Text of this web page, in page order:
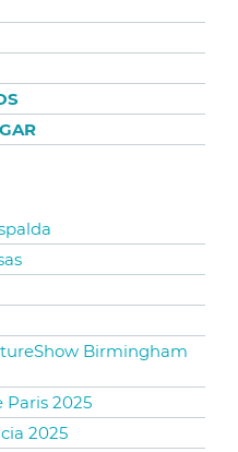
Birmingham
Paris 2025
2025